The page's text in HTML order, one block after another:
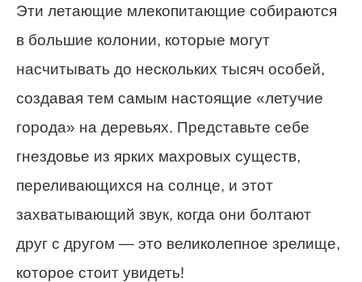
Эти летающие млекопитающие собираются
в большие колонии, которые могут
насчитывать до нескольких тысяч особей,
создавая тем самым настоящие «летучие
города» на деревьях. Представьте себе
гнездовье из ярких махровых существ,
переливающихся на солнце, и этот
захватывающий звук, когда они болтают
друг с другом — это великолепное зрелище,
которое стоит увидеть!